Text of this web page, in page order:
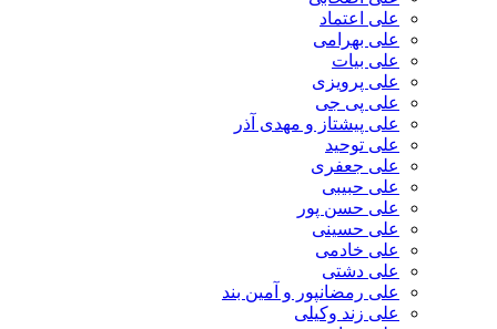
علی اعتماد
علی بهرامی
علی بیات
علی پرویزی
علی پی جی
علی پیشتاز و مهدی آذر
علی توحید
علی جعفری
علی حبیبی
علی حسن پور
علی حسینی
علی خادمی
علی دشتی
علی رمضانپور و آمین بند
علی زند وکیلی